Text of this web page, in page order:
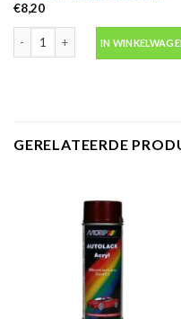
€8,20
Motip 04054 primer grijs
IN
GERELATEERDE